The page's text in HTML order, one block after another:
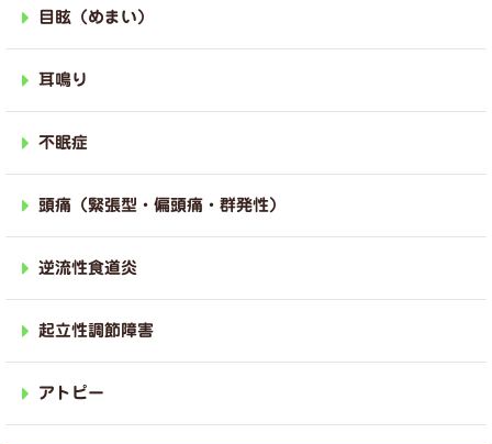
目眩（めまい）
耳鳴り
不眠症
頭痛（緊張型・偏頭痛・群発性）
逆流性食道炎
起立性調節障害
アトピー